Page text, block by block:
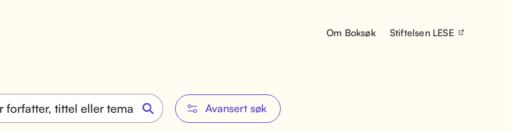
Om Boksøk Stiftelsen LESE
Avansert søk